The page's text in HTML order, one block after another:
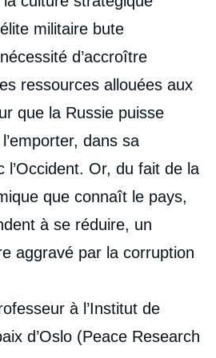
militaire bute
d’accroître
ressources allouées aux
que la Russie puisse
dans sa
l’Occident. Or, du fait de la
que connaît le pays,
à se réduire, un
aggravé par la corruption
à l’Institut de
d’Oslo (Peace Research